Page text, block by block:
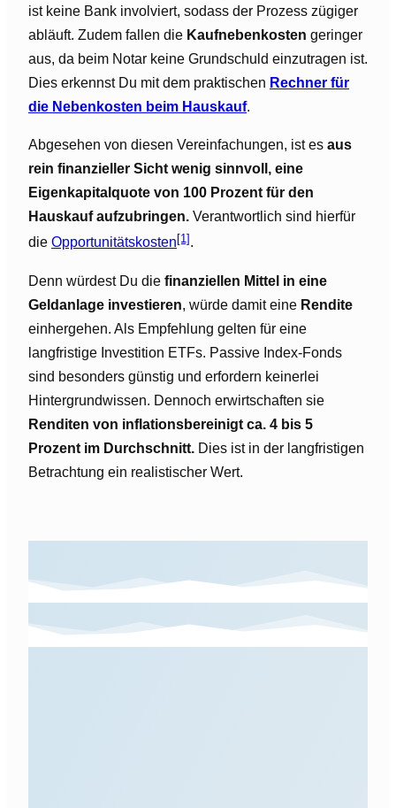
ist keine Bank involviert, sodass der Prozess zügiger
abläuft. Zudem fallen die Kaufnebenkosten geringer
aus, da beim Notar keine Grundschuld einzutragen ist.
Dies erkennst Du mit dem praktischen Rechner für
die Nebenkosten beim Hauskauf.
Abgesehen von diesen Vereinfachungen, ist es aus
rein finanzieller Sicht wenig sinnvoll, eine
Eigenkapitalquote von 100 Prozent für den
Hauskauf aufzubringen. Verantwortlich sind hierfür
die Opportunitätskosten[1].
Denn würdest Du die finanziellen Mittel in eine
Geldanlage investieren, würde damit eine Rendite
einhergehen. Als Empfehlung gelten für eine
langfristige Investition ETFs. Passive Index-Fonds
sind besonders günstig und erfordern keinerlei
Hintergrundwissen. Dennoch erwirtschaften sie
Renditen von inflationsbereinigt ca. 4 bis 5
Prozent im Durchschnitt. Dies ist in der langfristigen
Betrachtung ein realistischer Wert.